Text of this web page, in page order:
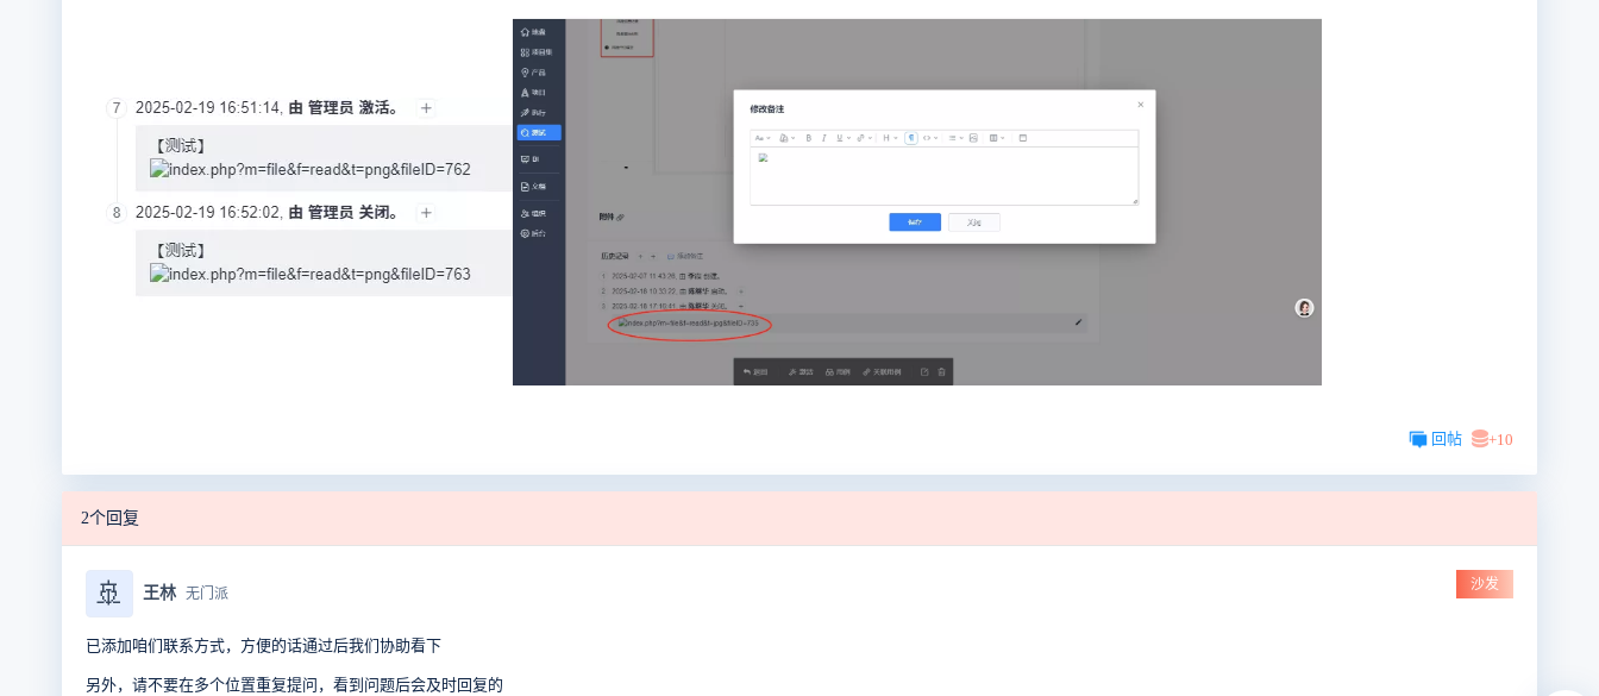
回帖 +10
2个回复
🚢 王林 无门派
沙发
已添加咱们联系方式，方便的话通过后我们协助看下
另外，请不要在多个位置重复提问，看到问题后会及时回复的